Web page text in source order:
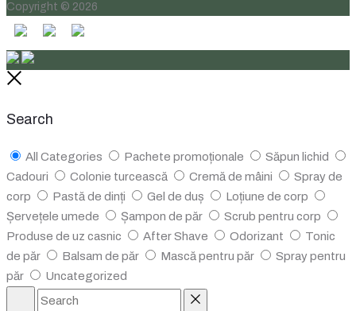
Copyright © 2026
Search
All Categories Pachete promoționale
Săpun lichid
Cadouri
Colonie turcească Cremă de mâini
Spray de
corp
Pastă de dinți Gel de duș
Loțiune de corp
Șervețele umede
Șampon de păr
Scrub pentru corp
Produse de uz casnic
After Shave Odorizant
Tonic
de păr
Balsam de păr Mască pentru păr
Spray pentru
păr
Uncategorized